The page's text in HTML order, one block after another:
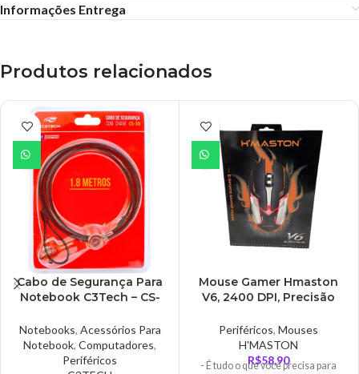
Informações Entrega
Produtos relacionados
Cabo de Segurança Para
Notebook C3Tech – CS-
Notebooks, Acessórios Para
Notebook, Computadores,
Periféricos
Mouse Gamer Hmaston
V6, 2400 DPI, Precisão
Periféricos, Mouses
H'MASTON
R$58,90
- É tudo o que você precisa para